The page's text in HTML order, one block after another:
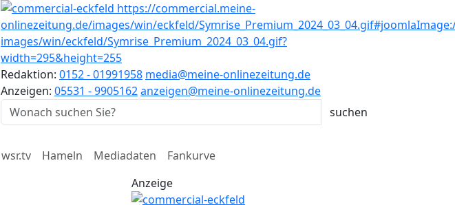
Redaktion: 0152 - 01991958 media@meine-onlinezeitung.de
Anzeigen: 05531 - 9905162anzeigen@meine-onlinezeitung.de
wsr.tv Hameln Mediadaten
Fankurve
Anzeige